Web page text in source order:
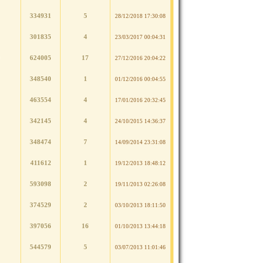
334931 5 28/12/2018 17:30:08
301835 4 23/03/2017 00:04:31
624005 17 27/12/2016 20:04:22
348540 1 01/12/2016 00:04:55
463554 4 17/01/2016 20:32:45
342145 4 24/10/2015 14:36:37
348474 7 14/09/2014 23:31:08
411612 1 19/12/2013 18:48:12
593098 2 19/11/2013 02:26:08
374529 2 03/10/2013 18:11:50
397056 16 01/10/2013 13:44:18
544579 5 03/07/2013 11:01:46